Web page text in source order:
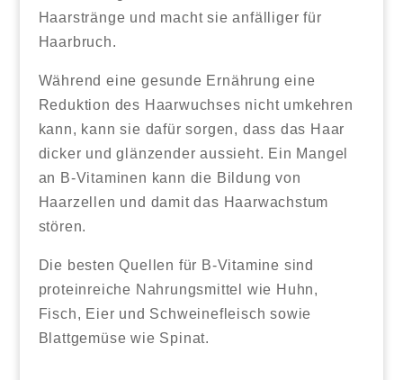
Haarstränge und macht sie anfälliger für
Haarbruch.
Während eine gesunde Ernährung eine
Reduktion des Haarwuchses nicht umkehren
kann, kann sie dafür sorgen, dass das Haar
dicker und glänzender aussieht. Ein Mangel
an B-Vitaminen kann die Bildung von
Haarzellen und damit das Haarwachstum
stören.
Die besten Quellen für B-Vitamine sind
proteinreiche Nahrungsmittel wie Huhn,
Fisch, Eier und Schweinefleisch sowie
Blattgemüse wie Spinat.